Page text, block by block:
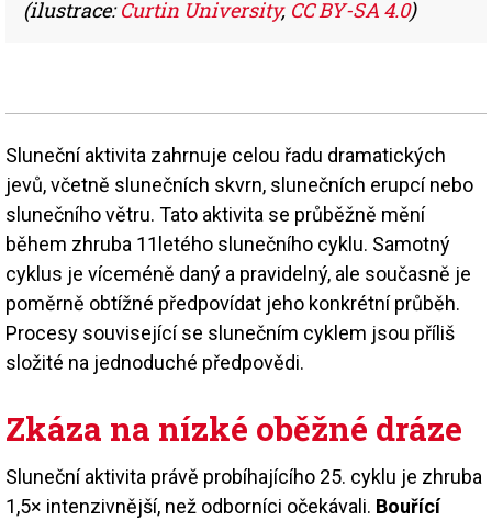
(ilustrace:Curtin University, CC BY-SA 4.0)
Sluneční aktivita zahrnuje celou řadu dramatických
jevů, včetně slunečních skvrn, slunečních erupcí nebo
slunečního větru. Tato aktivita se průběžně mění
během zhruba 11letého slunečního cyklu. Samotný
cyklus je víceméně daný a pravidelný, ale současně je
poměrně obtížné předpovídat jeho konkrétní průběh.
Procesy související se slunečním cyklem jsou příliš
složité na jednoduché předpovědi.
Zkáza na nízké oběžné dráze
Sluneční aktivita právě probíhajícího 25. cyklu je zhruba
1,5× intenzivnější, než odborníci očekávali. Bouřící